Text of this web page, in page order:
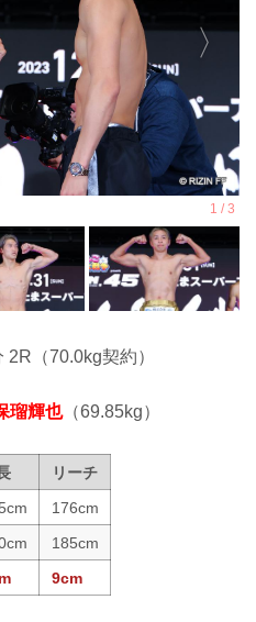
（70.0kg契約）
瑠輝也（69.85kg）
リーチ
176cm
185cm
9cm